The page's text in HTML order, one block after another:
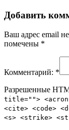
Добавить
Ваш адрес email
помечены *
Комментарий: *
Разрешенные
title="">
<cite> <code>
<s> <strike>